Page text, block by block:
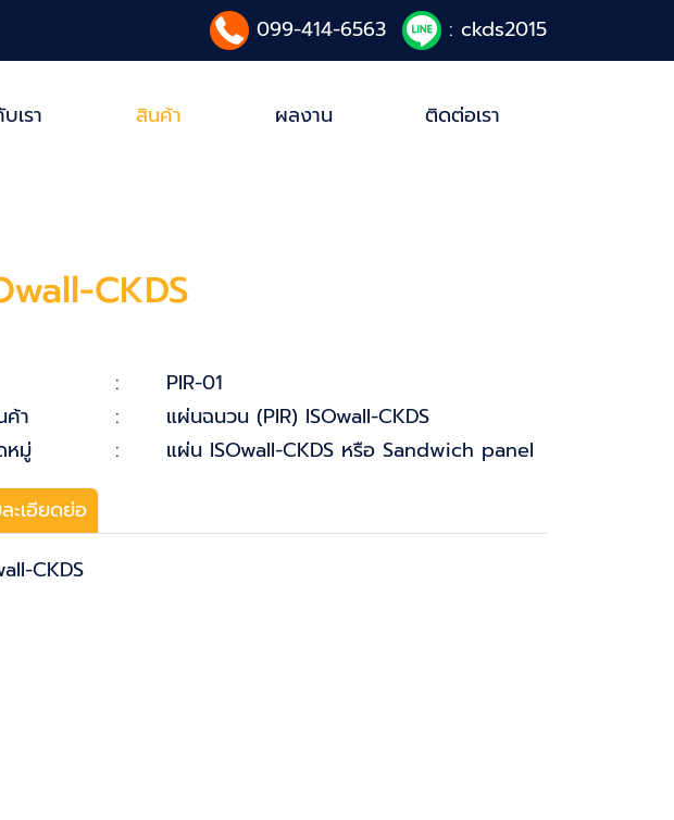
099-414-6563 : ckds2015
เรา สินค้า ผลงาน ติดต่อเรา
CKDS
:
PIR-01
า
:
แผ่นฉนวน (PIR) ISOwall-CKDS
หมู่
:
แผ่น ISOwall-CKDS หรือ Sandwich panel
ะเอียดย่อ
CKDS